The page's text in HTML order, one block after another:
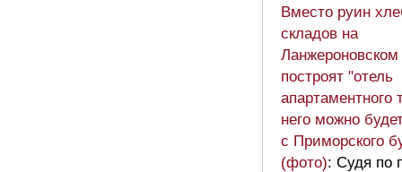
Вместо руин
складов на
Ланжероновском
построят "отель
апартаментного
него можно
с Приморского
(фото): Судя по